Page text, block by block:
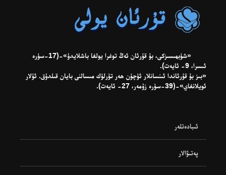
«شۈبھىسىزكى، بۇ قۇرئان ئەڭ توغرا يولغا باشلايدۇ»-(17-سۈرە
ئىسرا، 9- ئايەت).
«بىز بۇ قۇرئاندا ئىنسانلار ئۈچۈن ھەر تۈرلۈك مىسالنى بايان قىلدۇق. ئۇلار
ئويلانغاي»-(39-سۈرە زۇمەر، 27- ئايەت).
ئىبادەتلەر
پەتىۋالار